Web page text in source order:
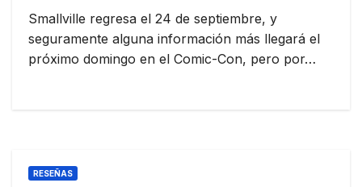
Smallville regresa el 24 de septiembre, y
seguramente alguna información más llegará el
próximo domingo en el Comic-Con, pero por…
RESEÑAS